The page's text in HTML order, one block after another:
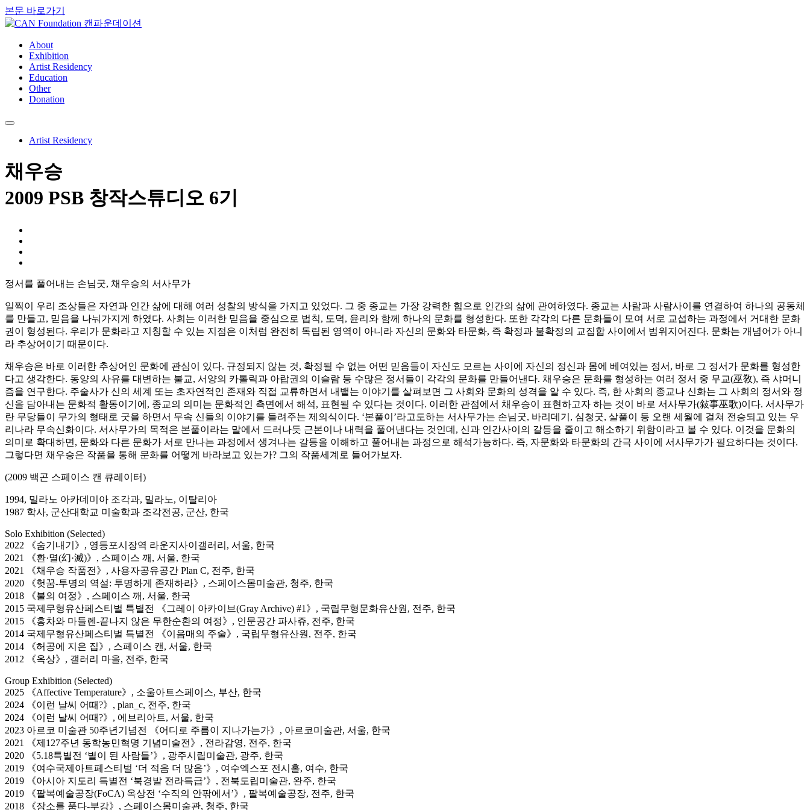
본문 바로가기
About
Exhibition
Artist Residency
Education
Other
Donation
Artist Residency
채우승
2009 PSB 창작스튜디오 6기
정서를 풀어내는 손님굿, 채우승의 서사무가
일찍이 우리 조상들은 자연과 인간 삶에 대해 여러 성찰의 방식을 가지고 있었다. 그 중 종교는 가장 강력한 힘으로 인간의 삶에 관여하였다. 종교는 사람과 사람사이를 연결하여 하나의 공동체
를 만들고, 믿음을 나눠가지게 하였다. 사회는 이러한 믿음을 중심으로 법칙, 도덕, 윤리와 함께 하나의 문화를 형성한다. 또한 각각의 다른 문화들이 모여 서로 교섭하는 과정에서 거대한 문화
권이 형성된다. 우리가 문화라고 지칭할 수 있는 지점은 이처럼 완전히 독립된 영역이 아니라 자신의 문화와 타문화, 즉 확정과 불확정의 교집합 사이에서 범위지어진다. 문화는 개념어가 아니
라 추상어이기 때문이다.
채우승은 바로 이러한 추상어인 문화에 관심이 있다. 규정되지 않는 것, 확정될 수 없는 어떤 믿음들이 자신도 모르는 사이에 자신의 정신과 몸에 베여있는 정서, 바로 그 정서가 문화를 형성한
다고 생각한다. 동양의 사유를 대변하는 불교, 서양의 카톨릭과 아랍권의 이슬람 등 수많은 정서들이 각각의 문화를 만들어낸다. 채우승은 문화를 형성하는 여러 정서 중 무교(巫敎), 즉 샤머니
즘을 연구한다. 주술사가 신의 세계 또는 초자연적인 존재와 직접 교류하면서 내뱉는 이야기를 살펴보면 그 사회와 문화의 성격을 알 수 있다. 즉, 한 사회의 종교나 신화는 그 사회의 정서와 정
신을 담아내는 문화적 활동이기에, 종교의 의미는 문화적인 측면에서 해석, 표현될 수 있다는 것이다. 이러한 관점에서 채우승이 표현하고자 하는 것이 바로 서사무가(敍事巫歌)이다. 서사무가
란 무당들이 무가의 형태로 굿을 하면서 무속 신들의 이야기를 들려주는 제의식이다. ‘본풀이’라고도하는 서사무가는 손님굿, 바리데기, 심청굿, 살풀이 등 오랜 세월에 걸쳐 전승되고 있는 우
리나라 무속신화이다. 서사무가의 목적은 본풀이라는 말에서 드러나듯 근본이나 내력을 풀어낸다는 것인데, 신과 인간사이의 갈등을 줄이고 해소하기 위함이라고 볼 수 있다. 이것을 문화의
의미로 확대하면, 문화와 다른 문화가 서로 만나는 과정에서 생겨나는 갈등을 이해하고 풀어내는 과정으로 해석가능하다. 즉, 자문화와 타문화의 간극 사이에 서사무가가 필요하다는 것이다.
그렇다면 채우승은 작품을 통해 문화를 어떻게 바라보고 있는가? 그의 작품세계로 들어가보자.
(2009 백곤 스페이스 캔 큐레이터)
1994, 밀라노 아카데미아 조각과, 밀라노, 이탈리아
1987 학사, 군산대학교 미술학과 조각전공, 군산, 한국
Solo Exhibition (Selected)
2022 《숨기내기》, 영등포시장역 라운지사이갤러리, 서울, 한국
2021 《환·멸(幻·滅)》, 스페이스 깨, 서울, 한국
2021 《채우승 작품전》, 사용자공유공간 Plan C, 전주, 한국
2020 《헛꿈-투명의 역설: 투명하게 존재하라》, 스페이스몸미술관, 청주, 한국
2018 《불의 여정》, 스페이스 깨, 서울, 한국
2015 국제무형유산페스티벌 특별전 《그레이 아카이브(Gray Archive) #1》, 국립무형문화유산원, 전주, 한국
2015 《홍차와 마들렌-끝나지 않은 무한순환의 여정》, 인문공간 파사쥬, 전주, 한국
2014 국제무형유산페스티벌 특별전 《이음매의 주술》, 국립무형유산원, 전주, 한국
2014 《허공에 지은 집》, 스페이스 캔, 서울, 한국
2012 《옥상》, 갤러리 마을, 전주, 한국
Group Exhibition (Selected)
2025 《Affective Temperature》, 소울아트스페이스, 부산, 한국
2024 《이런 날씨 어때?》, plan_c, 전주, 한국
2024 《이런 날씨 어때?》, 에브리아트, 서울, 한국
2023 아르코 미술관 50주년기념전 《어디로 주름이 지나가는가》, 아르코미술관, 서울, 한국
2021 《제127주년 동학농민혁명 기념미술전》, 전라감영, 전주, 한국
2020 《5.18특별전 ‘별이 된 사람들’》, 광주시립미술관, 광주, 한국
2019 《여수국제아트페스티벌 ‘더 적음 더 많음’》, 여수엑스포 전시홀, 여수, 한국
2019 《아시아 지도리 특별전 ‘북경발 전라특급’》, 전북도립미술관, 완주, 한국
2019 《팔복예술공장(FoCA) 옥상전 ‘수직의 안팎에서’》, 팔복예술공장, 전주, 한국
2018 《장소를 품다-부강》, 스페이스몸미술관, 청주, 한국